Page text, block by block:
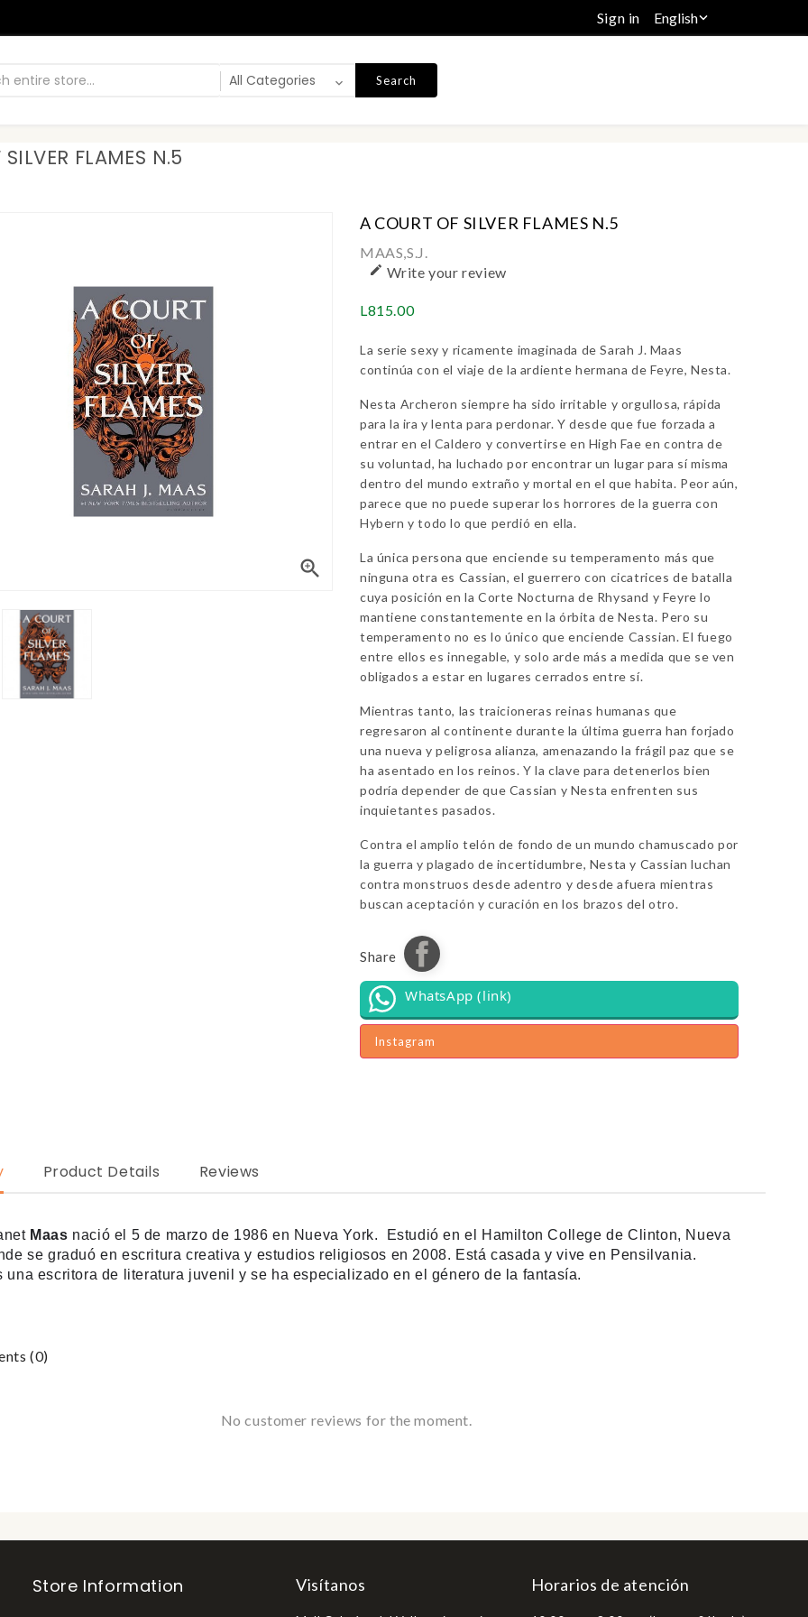
English
Sign in
Search
FLAMES N.5

A COURT OF SILVER FLAMES N.5
MAAS,S.J.
 Write your review
L815.00
La serie sexy y ricamente imaginada de Sarah J. Maas
continúa con el viaje de la ardiente hermana de Feyre, Nesta.
Nesta Archeron siempre ha sido irritable y orgullosa, rápida
para la ira y lenta para perdonar. Y desde que fue forzada a
entrar en el Caldero y convertirse en High Fae en contra de
su voluntad, ha luchado por encontrar un lugar para sí misma
dentro del mundo extraño y mortal en el que habita. Peor aún,
parece que no puede superar los horrores de la guerra con
Hybern y todo lo que perdió en ella.
La única persona que enciende su temperamento más que
ninguna otra es Cassian, el guerrero con cicatrices de batalla
cuya posición en la Corte Nocturna de Rhysand y Feyre lo
mantiene constantemente en la órbita de Nesta. Pero su
temperamento no es lo único que enciende Cassian. El fuego
entre ellos es innegable, y solo arde más a medida que se ven
obligados a estar en lugares cerrados entre sí.
Mientras tanto, las traicioneras reinas humanas que
regresaron al continente durante la última guerra han forjado
una nueva y peligrosa alianza, amenazando la frágil paz que se
ha asentado en los reinos. Y la clave para detenerlos bien
podría depender de que Cassian y Nesta enfrenten sus
inquietantes pasados.
Contra el amplio telón de fondo de un mundo chamuscado por
la guerra y plagado de incertidumbre, Nesta y Cassian luchan
contra monstruos desde adentro y desde afuera mientras
buscan aceptación y curación en los brazos del otro.
Share
WhatsApp (link)
Instagram
Product Details Reviews
Maas nació el 5 de marzo de 1986 en Nueva York. ​ Estudió en el Hamilton College de Clinton, Nueva
se graduó en escritura creativa y estudios religiosos en 2008. Está casada y vive en Pensilvania.
una escritora de literatura juvenil y se ha especializado en el género de la fantasía.
(0)
No customer reviews for the moment.
Store Information Visítanos Horarios de atención